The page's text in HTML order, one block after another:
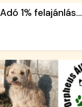
1% felajánlás...